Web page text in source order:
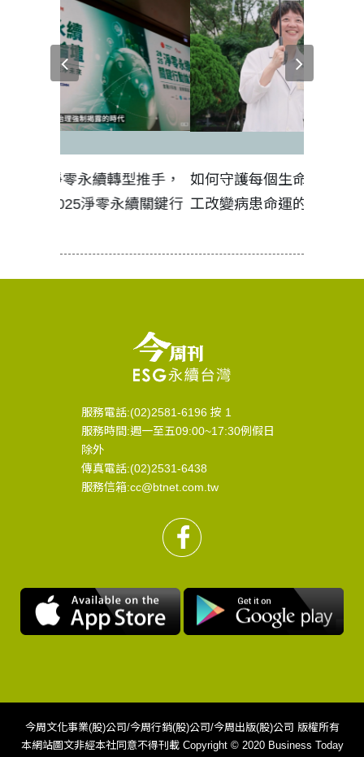
永續轉型推手，
淨零永續關鍵行
如何守護每個生命的轉折點？ 醫務社
工改變病患命運的真實故事
服務電話:(02)2581-6196 按 1
服務時間:週一至五09:00~17:30例假日
除外
傳真電話:(02)2531-6438
服務信箱:cc@btnet.com.tw
今周文化事業(股)公司/今周行銷(股)公司/今周出版(股)公司 版權所有
本網站圖文非經本社同意不得刊載 Copyright © 2020 Business Today